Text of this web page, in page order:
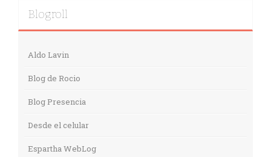
Blogroll
Aldo Lavin
Blog de Rocio
Blog Presencia
Desde el celular
Espartha WebLog